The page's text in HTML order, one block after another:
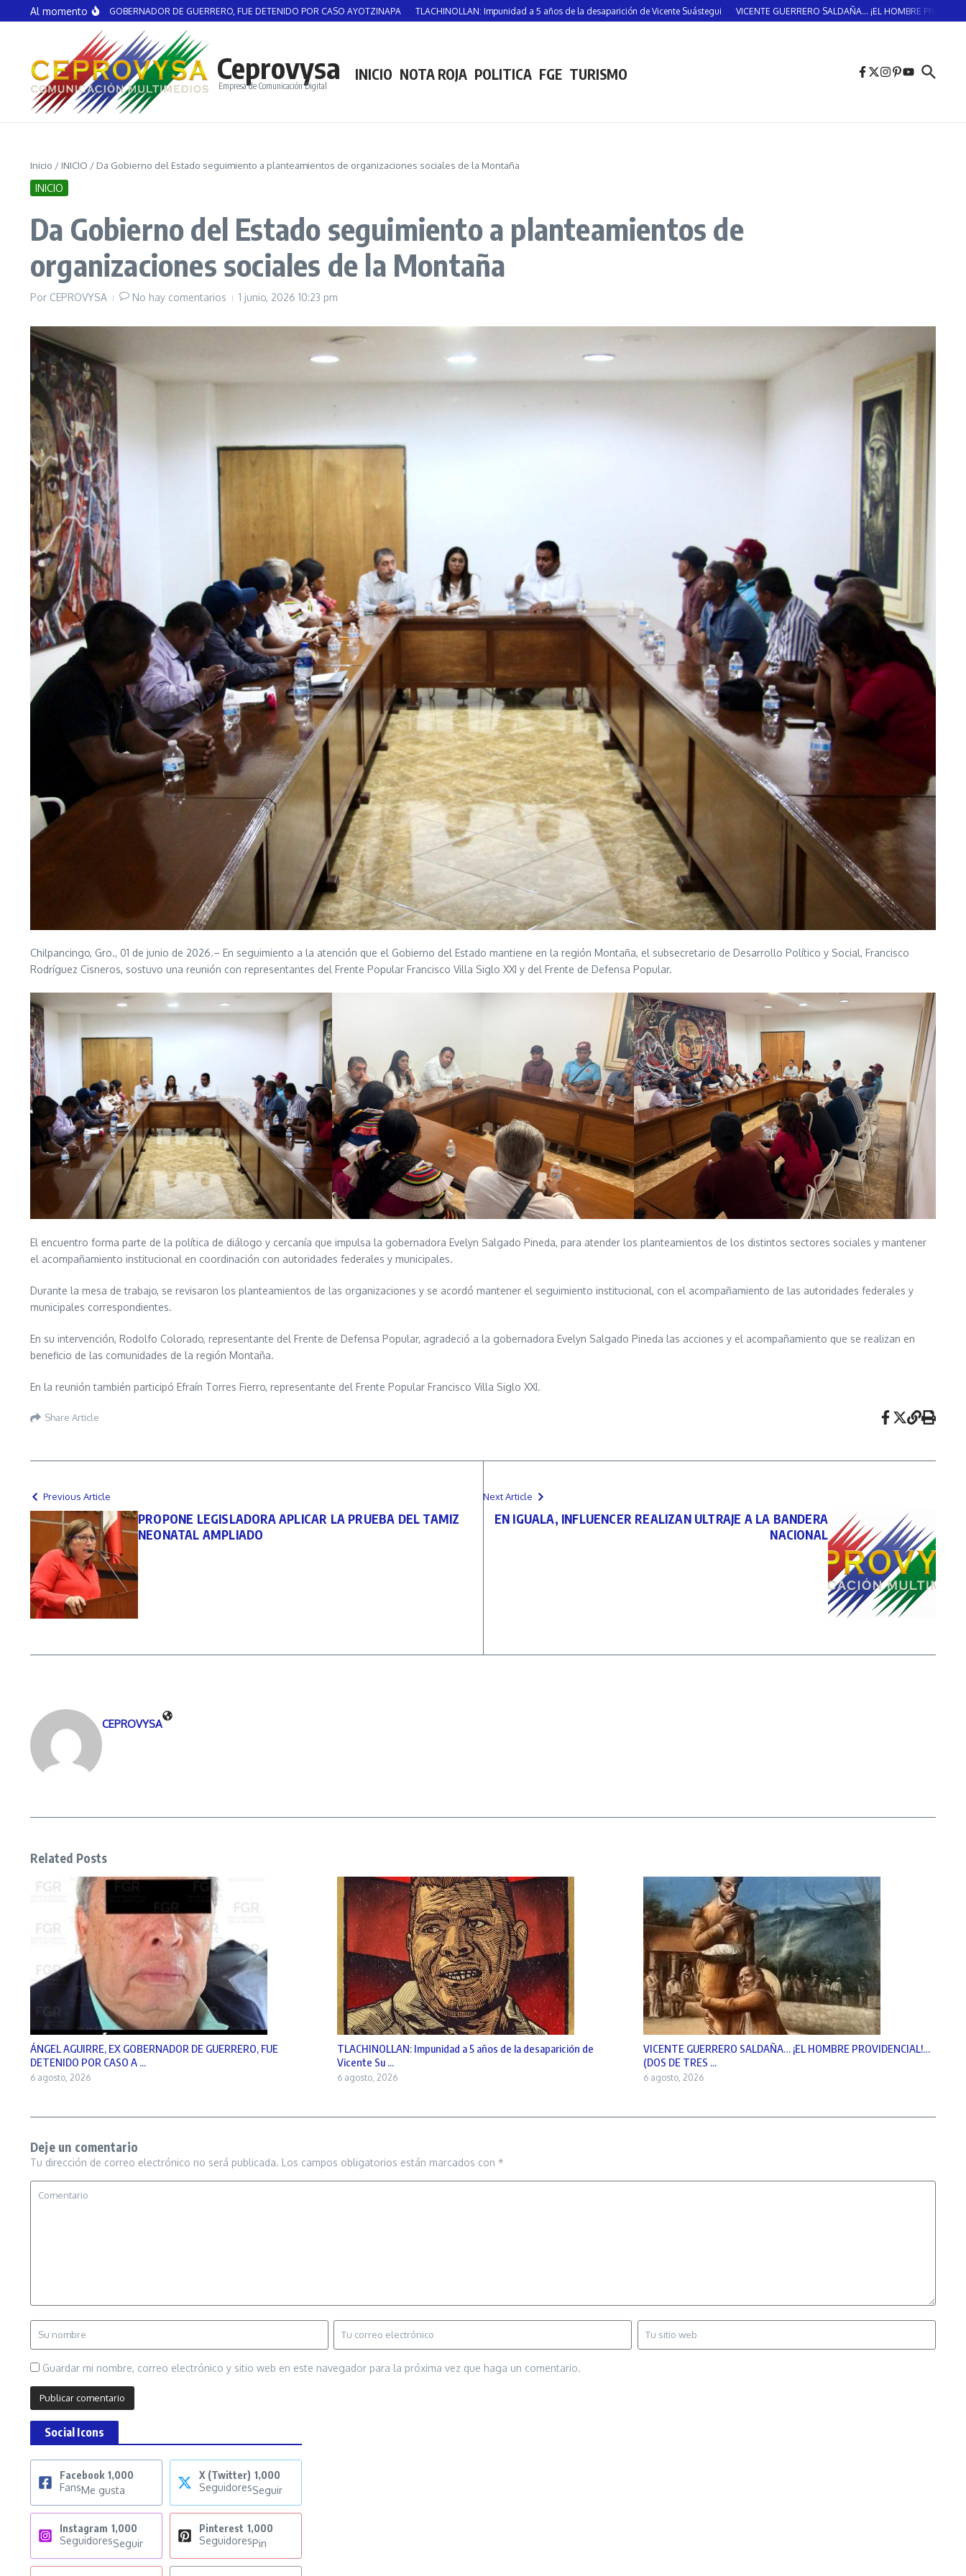
Saltar al contenido
Al momento
AGUIRRE, EX GOBERNADOR DE GUERRERO, FUE DETENIDO POR CASO AYOTZINAPA TLACHINOLLAN: Impunidad a 5 años de la desaparición de Vicente Suástegui VICENTE GUERRERO SALDAÑA… ¡EL HOMBRE PROVIDENCIAL!…
Ceprovysa
Empresa de Comunicación Digital
INICIO NOTA ROJA POLITICA FGE TURISMO
Inicio / INICIO / Da Gobierno del Estado seguimiento a planteamientos de organizaciones sociales de la Montaña
INICIO
Da Gobierno del Estado seguimiento a planteamientos de
organizaciones sociales de la Montaña
Por CEPROVYSA No hay comentarios 1 junio, 2026 10:23 pm
Chilpancingo, Gro., 01 de junio de 2026.– En seguimiento a la atención que el Gobierno del Estado mantiene en la región Montaña, el subsecretario de Desarrollo Político y Social, Francisco
Rodríguez Cisneros, sostuvo una reunión con representantes del Frente Popular Francisco Villa Siglo XXI y del Frente de Defensa Popular.
El encuentro forma parte de la política de diálogo y cercanía que impulsa la gobernadora Evelyn Salgado Pineda, para atender los planteamientos de los distintos sectores sociales y mantener
el acompañamiento institucional en coordinación con autoridades federales y municipales.
Durante la mesa de trabajo, se revisaron los planteamientos de las organizaciones y se acordó mantener el seguimiento institucional, con el acompañamiento de las autoridades federales y
municipales correspondientes.
En su intervención, Rodolfo Colorado, representante del Frente de Defensa Popular, agradeció a la gobernadora Evelyn Salgado Pineda las acciones y el acompañamiento que se realizan en
beneficio de las comunidades de la región Montaña.
En la reunión también participó Efraín Torres Fierro, representante del Frente Popular Francisco Villa Siglo XXI.
Share Article
Previous Article
PROPONE LEGISLADORA APLICAR LA PRUEBA DEL TAMIZ
NEONATAL AMPLIADO
Next Article
EN IGUALA, INFLUENCER REALIZAN ULTRAJE A LA BANDERA
NACIONAL
CEPROVYSA
Related Posts
ÁNGEL AGUIRRE, EX GOBERNADOR DE GUERRERO, FUE
DETENIDO POR CASO A ...
6 agosto, 2026
TLACHINOLLAN: Impunidad a 5 años de la desaparición de
Vicente Su ...
6 agosto, 2026
VICENTE GUERRERO SALDAÑA… ¡EL HOMBRE PROVIDENCIAL!…
(DOS DE TRES ...
6 agosto, 2026
Deje un comentario
Tu dirección de correo electrónico no será publicada. Los campos obligatorios están marcados con *
Guardar mi nombre, correo electrónico y sitio web en este navegador para la próxima vez que haga un comentario.
Social Icons
Facebook 1,000
FansMe gusta
X (Twitter) 1,000
SeguidoresSeguir
Instagram 1,000
SeguidoresSeguir
Pinterest 1,000
SeguidoresPin